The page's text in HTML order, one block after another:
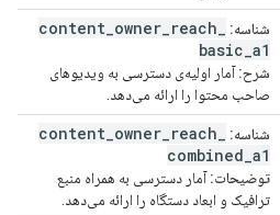
شناسه: content owner reach
basic a1
شرح:آمار اولیه‌ی دسترسی به ویدیوهای
صاحب محتوا را ارائه می‌دهد.
شناسه: content owner reach
combined a1
توضیحات:آمار دسترسی به همراه منبع
ترافیک و ابعاد دستگاه را ارائه می‌دهد.